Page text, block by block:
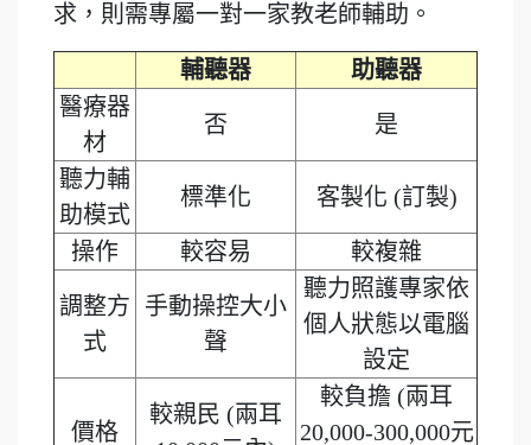
求，則需專屬一對一家教老師輔助。
輔聽器
助聽器
醫療器
材
否 是
聽力輔
助模式
標準化 客製化 (訂製)
操作 較容易 較複雜
調整方
式
手動操控大小
聲
聽力照護專家依
個人狀態以電腦
設定
價格
較親民 (兩耳
較負擔 (兩耳
20,000-300,000元